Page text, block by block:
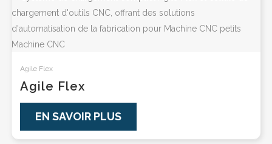
Agile Flex
Agile Flex
EN SAVOIR PLUS